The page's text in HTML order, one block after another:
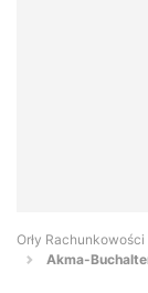
Orły Rachunkowości
Akma-